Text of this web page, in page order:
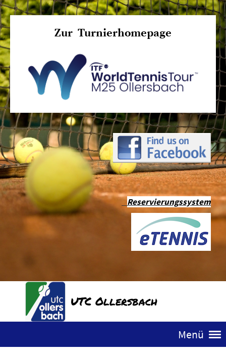
Zur Turnierhomepage
Reservierungssystem
UTC Ollersbach
Menü